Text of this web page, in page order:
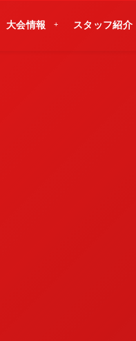
大会情報 スタッフ紹介